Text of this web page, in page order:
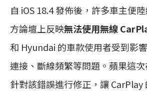
自 iOS 18.4 發佈後，許多車主便
方論壇上反映無法使用無線
和 Hyundai 的車款使用者受到影
連接、斷線頻繁等問題。蘋果這
針對該錯誤進行修正，讓 CarPlay